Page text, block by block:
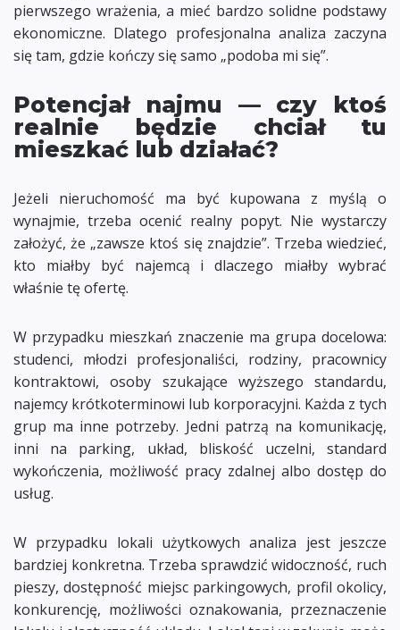
pierwszego wrażenia, a mieć bardzo solidne podstawy
ekonomiczne. Dlatego profesjonalna analiza zaczyna
się tam, gdzie kończy się samo „podoba mi się”.
Potencjał najmu — czy ktoś
realnie będzie chciał tu
mieszkać lub działać?
Jeżeli nieruchomość ma być kupowana z myślą o
wynajmie, trzeba ocenić realny popyt. Nie wystarczy
założyć, że „zawsze ktoś się znajdzie”. Trzeba wiedzieć,
kto miałby być najemcą i dlaczego miałby wybrać
właśnie tę ofertę.
W przypadku mieszkań znaczenie ma grupa docelowa:
studenci, młodzi profesjonaliści, rodziny, pracownicy
kontraktowi, osoby szukające wyższego standardu,
najemcy krótkoterminowi lub korporacyjni. Każda z tych
grup ma inne potrzeby. Jedni patrzą na komunikację,
inni na parking, układ, bliskość uczelni, standard
wykończenia, możliwość pracy zdalnej albo dostęp do
usług.
W przypadku lokali użytkowych analiza jest jeszcze
bardziej konkretna. Trzeba sprawdzić widoczność, ruch
pieszy, dostępność miejsc parkingowych, profil okolicy,
konkurencję, możliwości oznakowania, przeznaczenie